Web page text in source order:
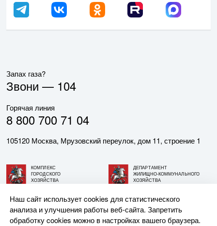
Запах газа?
Звони — 104
Горячая линия
8 800 700 71 04
105120 Москва, Мрузовский переулок, дом 11, строение 1
КОМПЛЕКС
ГОРОДСКОГО
ХОЗЯЙСТВА
ДЕПАРТАМЕНТ
ЖИЛИЩНО-КОММУНАЛЬНОГО
ХОЗЯЙСТВА
© АО «МОСГАЗ», 2026. При использовании материалов
Наш сайт использует cookies для статистического
анализа и улучшения работы веб-сайта. Запретить
обработку cookies можно в настройках вашего браузера.